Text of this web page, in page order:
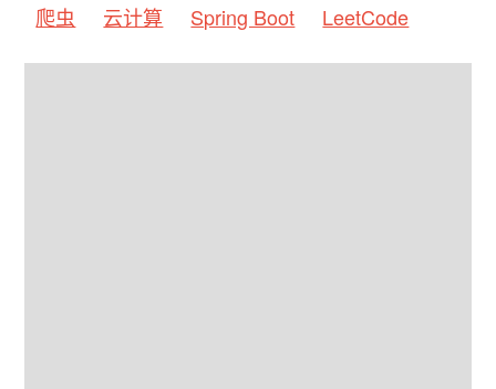
爬虫
云计算 Spring Boot LeetCode